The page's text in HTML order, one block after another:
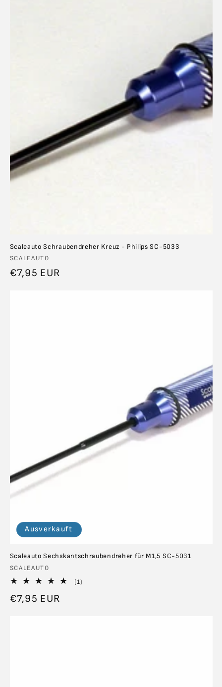
Scaleauto Schraubendreher Kreuz - Philips SC-5033
Anbieter:
SCALEAUTO
Normaler
€7,95 EUR
Ausverkauft
Scaleauto Sechskantschraubendreher für M1,5 SC-5031
Anbieter:
SCALEAUTO
(1)
Normaler
€7,95 EUR